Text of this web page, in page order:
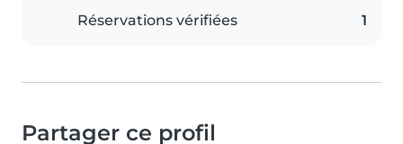
Réservations vérifiées 1
Partager ce profil